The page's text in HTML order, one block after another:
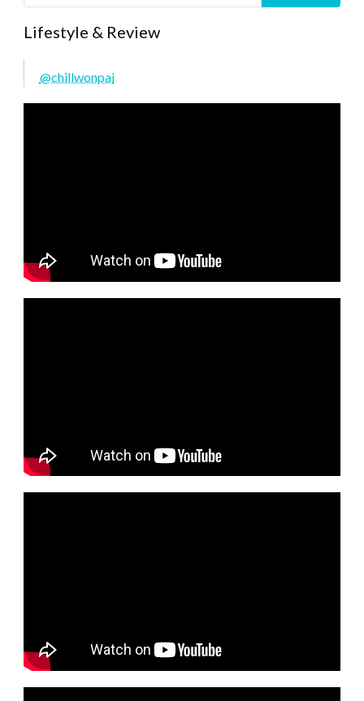
Lifestyle & Review
@chillwonpai